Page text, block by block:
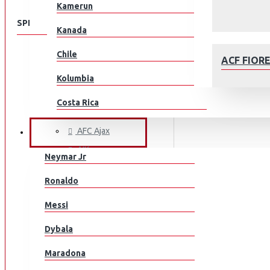
ACF
Kamerun
Kanada
Chile
Kolumbia
Costa Rica
Kroatia
Tšekki
Tanska
Egypti
EL Salvador
JALKAPALLOILIJAT
Neymar Jr
Ronaldo
Messi
Dybala
Maradona
SPEISEKARTE
KLUBEILLE
Aberdeen
ACF Fiorentina
AFC Ajax
AIK
AS Monaco
Athletic Bilbao